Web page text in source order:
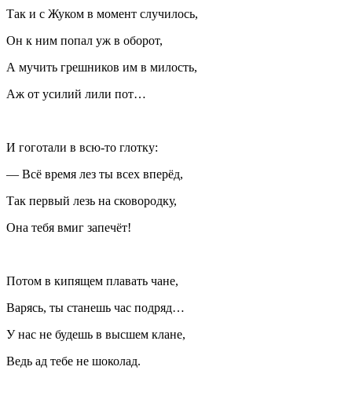
Так и с Жуком в момент случилось,
Он к ним попал уж в оборот,
А мучить грешников им в милость,
Аж от усилий лили пот…
И гоготали в всю‐то глотку:
— Всё время лез ты всех вперёд,
Так первый лезь на сковородку,
Она тебя вмиг запечёт!
Потом в кипящем плавать чане,
Варясь, ты станешь час подряд…
У нас не будешь в высшем клане,
Ведь ад тебе не шоколад.